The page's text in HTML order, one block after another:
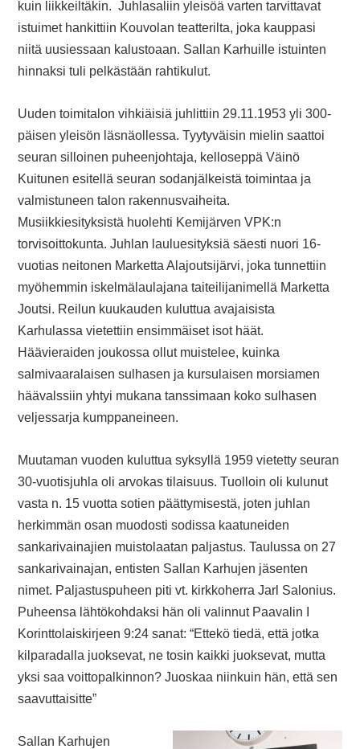
kuin liikkeiltäkin. Juhlasaliin yleisöä varten tarvittavat
istuimet hankittiin Kouvolan teatterilta, joka kauppasi
niitä uusiessaan kalustoaan. Sallan Karhuille istuinten
hinnaksi tuli pelkästään rahtikulut.
Uuden toimitalon vihkiäisiä juhlittiin 29.11.1953 yli 300-
päisen yleisön läsnäollessa. Tyytyväisin mielin saattoi
seuran silloinen puheenjohtaja, kelloseppä Väinö
Kuitunen esitellä seuran sodanjälkeistä toimintaa ja
valmistuneen talon rakennusvaiheita.
Musiikkiesityksistä huolehti Kemijärven VPK:n
torvisoittokunta. Juhlan lauluesityksiä säesti nuori 16-
vuotias neitonen Marketta Alajoutsijärvi, joka tunnettiin
myöhemmin iskelmälaulajana taiteilijanimellä Marketta
Joutsi. Reilun kuukauden kuluttua avajaisista
Karhulassa vietettiin ensimmäiset isot häät.
Häävieraiden joukossa ollut muistelee, kuinka
salmivaaralaisen sulhasen ja kursulaisen morsiamen
häävalssiin yhtyi mukana tanssimaan koko sulhasen
veljessarja kumppaneineen.
Muutaman vuoden kuluttua syksyllä 1959 vietetty seuran
30-vuotisjuhla oli arvokas tilaisuus. Tuolloin oli kulunut
vasta n. 15 vuotta sotien päättymisestä, joten juhlan
herkimmän osan muodosti sodissa kaatuneiden
sankarivainajien muistolaatan paljastus. Taulussa on 27
sankarivainajan, entisten Sallan Karhujen jäsenten
nimet. Paljastuspuheen piti vt. kirkkoherra Jarl Salonius.
Puheensa lähtökohdaksi hän oli valinnut Paavalin I
Korinttolaiskirjeen 9:24 sanat: “Ettekö tiedä, että jotka
kilparadalla juoksevat, ne tosin kaikki juoksevat, mutta
yksi saa voittopalkinnon? Juoskaa niinkuin hän, että sen
saavuttaisitte”
Sallan Karhujen